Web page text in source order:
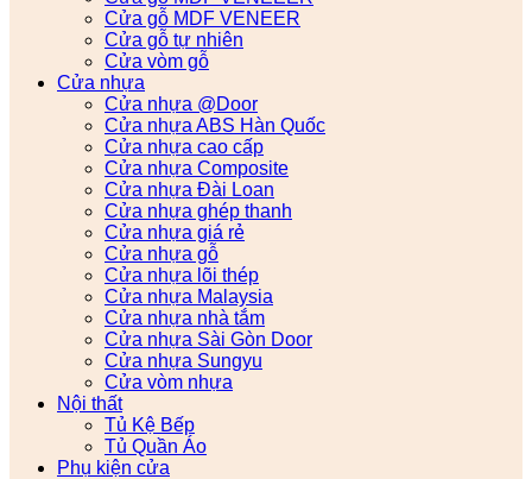
Cửa gỗ MDF VENEER
Cửa gỗ tự nhiên
Cửa vòm gỗ
Cửa nhựa
Cửa nhựa @Door
Cửa nhựa ABS Hàn Quốc
Cửa nhựa cao cấp
Cửa nhựa Composite
Cửa nhựa Đài Loan
Cửa nhựa ghép thanh
Cửa nhựa giá rẻ
Cửa nhựa gỗ
Cửa nhựa lõi thép
Cửa nhựa Malaysia
Cửa nhựa nhà tắm
Cửa nhựa Sài Gòn Door
Cửa nhựa Sungyu
Cửa vòm nhựa
Nội thất
Tủ Kệ Bếp
Tủ Quần Áo
Phụ kiện cửa